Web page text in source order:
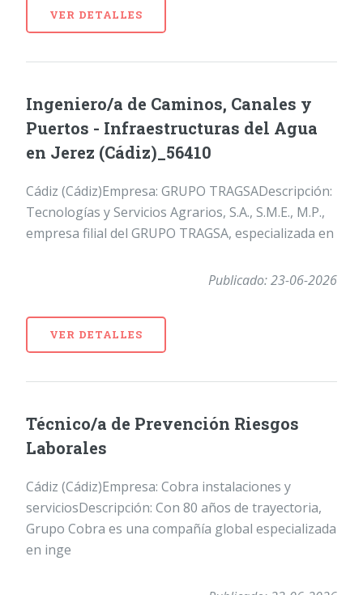
VER DETALLES
Ingeniero/a de Caminos, Canales y
Puertos - Infraestructuras del Agua
en Jerez (Cádiz)_56410
Cádiz (Cádiz)Empresa: GRUPO TRAGSADescripción:
Tecnologías y Servicios Agrarios, S.A., S.M.E., M.P.,
empresa filial del GRUPO TRAGSA, especializada en
Publicado: 23-06-2026
VER DETALLES
Técnico/a de Prevención Riesgos
Laborales
Cádiz (Cádiz)Empresa: Cobra instalaciones y
serviciosDescripción: Con 80 años de trayectoria,
Grupo Cobra es una compañía global especializada
en inge